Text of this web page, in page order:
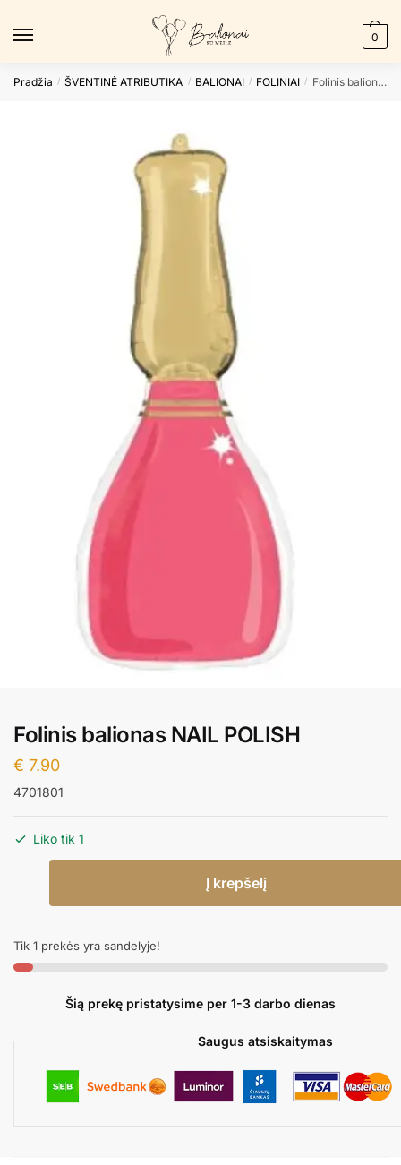
0
Pradžia / ŠVENTINĖ ATRIBUTIKA / BALIONAI / FOLINIAI / Folinis balionas NAIL POLISH
Folinis balionas NAIL POLISH
€ 7.90
4701801
Liko tik 1
Folinis
NAIL
POLISH
Į krepšelį
Tik 1 prekės yra sandelyje!
Šią prekę pristatysime per 1-3 darbo dienas
Saugus atsiskaitymas